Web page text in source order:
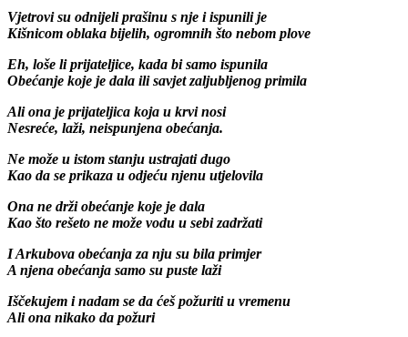
Vjetrovi su odnijeli prašinu s nje i ispunili je
Kišnicom oblaka bijelih, ogromnih što nebom plove
Eh, loše li prijateljice, kada bi samo ispunila
Obećanje koje je dala ili savjet zaljubljenog primila
Ali ona je prijateljica koja u krvi nosi
Nesreće, laži, neispunjena obećanja.
Ne može u istom stanju ustrajati dugo
Kao da se prikaza u odjeću njenu utjelovila
Ona ne drži obećanje koje je dala
Kao što rešeto ne može vodu u sebi zadržati
I Arkubova obećanja za nju su bila primjer
A njena obećanja samo su puste laži
Iščekujem i nadam se da ćeš požuriti u vremenu
Ali ona nikako da požuri